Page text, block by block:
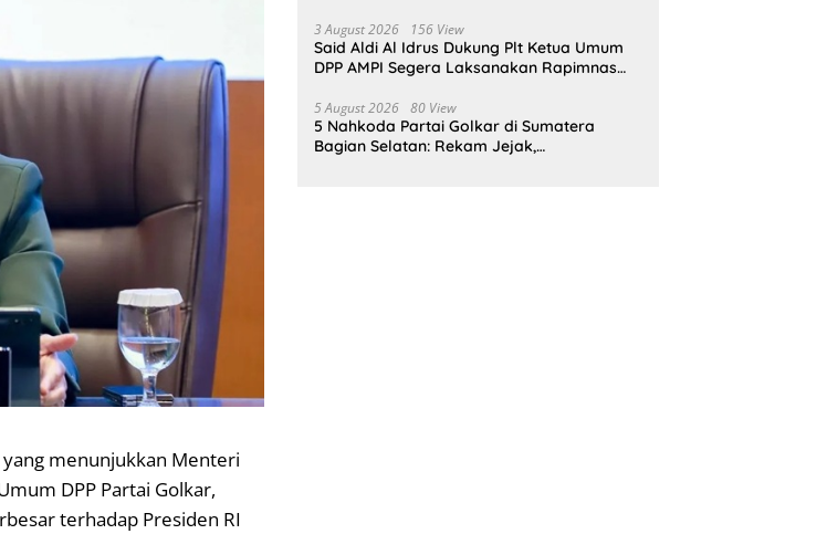
yang menunjukkan Menteri
DPP Partai Golkar,
terhadap Presiden RI
3 August 2026 156 View
Said Aldi Al Idrus Dukung Plt Ketua Umum
DPP AMPI Segera Laksanakan Rapimnas
5 August 2026 80 View
5 Nahkoda Partai Golkar di Sumatera
Bagian Selatan: Rekam Jejak,